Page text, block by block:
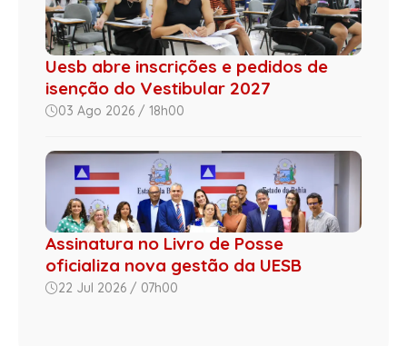
Uesb abre inscrições e pedidos de
isenção do Vestibular 2027
03 Ago 2026 / 18h00
Assinatura no Livro de Posse
oficializa nova gestão da UESB
22 Jul 2026 / 07h00